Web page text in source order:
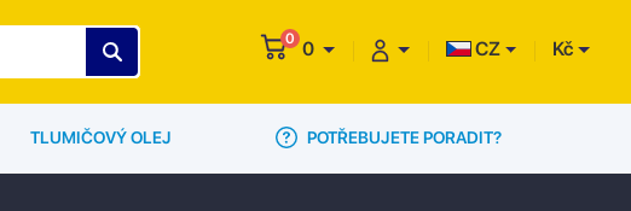
0 0 CZ Kč
TLUMIČOVÝ OLEJ POTŘEBUJETE PORADIT?